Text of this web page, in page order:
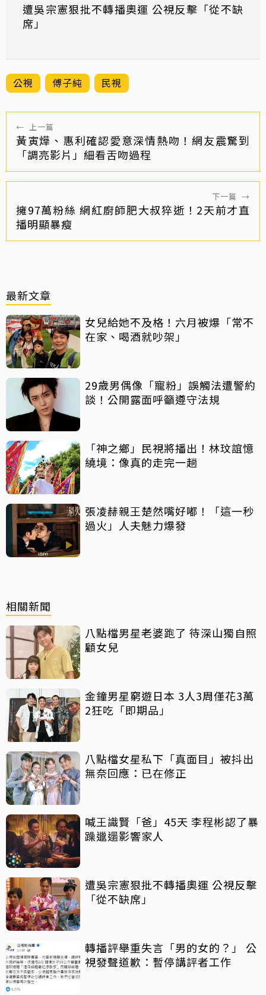
遭吳宗憲狠批不轉播奧運 公視反擊「從不缺
席」
公視 傅子純 民視
← 上一篇
黃寅燁、惠利確認愛意深情熱吻！網友震驚到
「調亮影片」細看舌吻過程
下一篇 →
擁97萬粉絲 網紅廚師肥大叔猝逝！2天前才直
播明顯暴瘦
最新文章
女兒給她不及格！六月被爆「常不
在家、喝酒就吵架」
29歲男偶像「寵粉」誤觸法遭警約
談！公開露面呼籲遵守法規
「神之鄉」民視將播出！林玟誼憶
繞境：像真的走完一趟
張凌赫親王楚然嘴好嘟！「這一秒
過火」人夫魅力爆發
相關新聞
八點檔男星老婆跑了 待深山獨自照
顧女兒
金鐘男星窮遊日本 3人3周僅花3萬
2狂吃「即期品」
八點檔女星私下「真面目」被抖出
無奈回應：已在修正
喊王識賢「爸」45天 李程彬認了暴
躁邋遢影響家人
遭吳宗憲狠批不轉播奧運 公視反擊
「從不缺席」
轉播評舉重失言「男的女的？」 公
視發聲道歉：暫停講評者工作